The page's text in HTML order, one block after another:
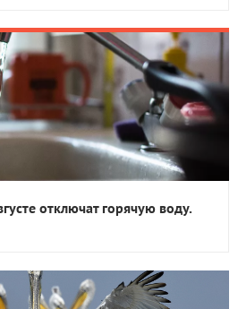
отключат горячую воду.